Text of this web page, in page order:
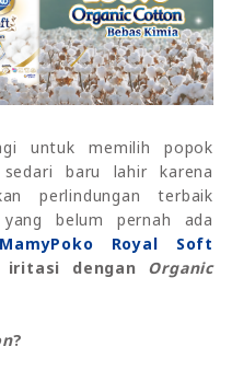
untuk memilih popok
baru lahir karena
perlindungan terbaik
belum pernah ada
MamyPoko Royal Soft
iritasi dengan Organic
?